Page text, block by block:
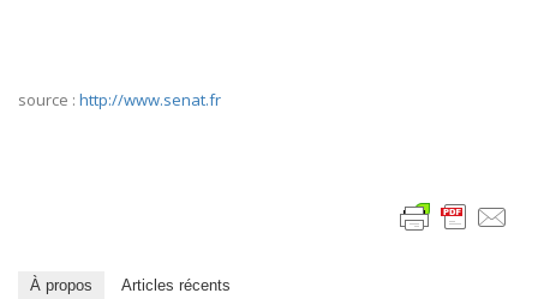
source : http://www.senat.fr
À propos Articles récents